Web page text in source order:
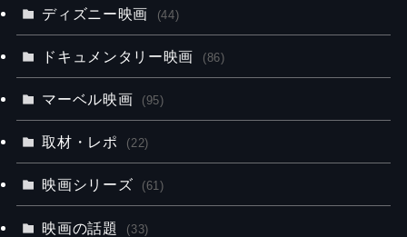
ディズニー映画 (44)
ドキュメンタリー映画 (86)
マーベル映画 (95)
取材・レポ (22)
映画シリーズ (61)
映画の話題 (33)